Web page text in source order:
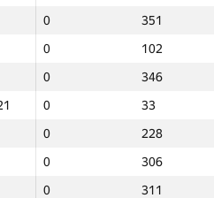
0
351
0
102
0
346
0
33
0
228
0
306
0
311